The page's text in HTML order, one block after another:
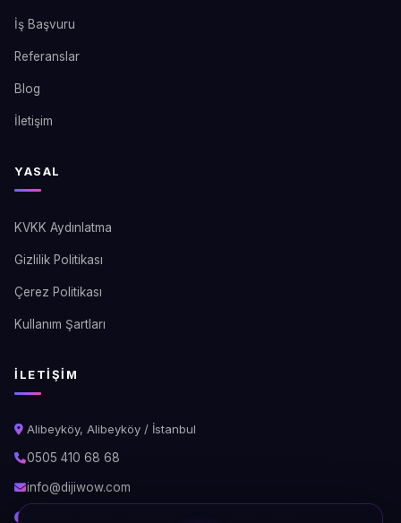
İş Başvuru
Referanslar
Blog
İletişim
YASAL
KVKK Aydınlatma
Gizlilik Politikası
Çerez Politikası
Kullanım Şartları
İLETIŞIM
Alibeyköy, Alibeyköy / İstanbul
0505 410 68 68
info@dijiwow.com